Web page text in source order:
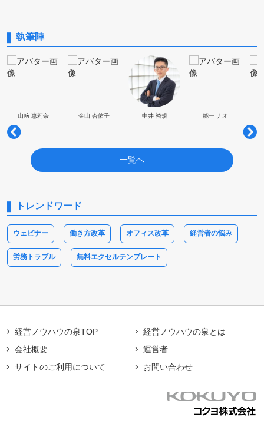
執筆陣
山﨑 恵莉奈 金山 杏佑子 中井 裕規 能一 ナオ
一覧へ
トレンドワード
ウェビナー 働き方改革 オフィス改革 経営者の悩み
労務トラブル 無料エクセルテンプレート
経営ノウハウの泉TOP
経営ノウハウの泉とは
会社概要
運営者
サイトのご利用について
お問い合わせ